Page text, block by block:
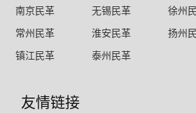
南京民革 无锡民革
徐州
常州民革
淮安民革
扬州
镇江民革
泰州民革
友情链接